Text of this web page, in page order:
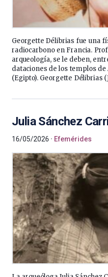
Georgette Délibrias fue una
radiocarbono en Francia.
arqueología, se le deben,
dataciones de los templos
(Egipto). Georgette Délibrias
Julia Sánchez
16/05/2026 Efemérides